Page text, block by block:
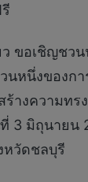
ว ขอเชิญชว
นหนึ่งของก
างความทร
3 มิถุนายน
หวัดชลบุรี